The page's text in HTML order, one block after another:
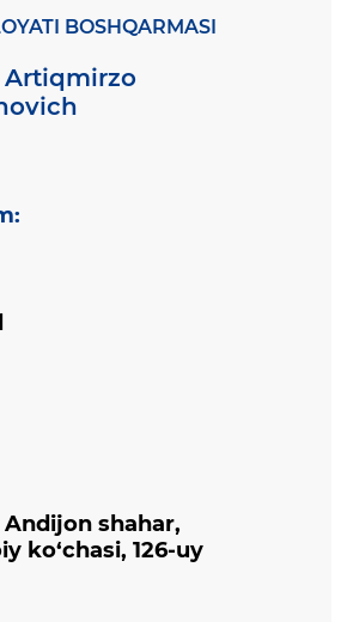
BOSHQARMASI
:
Andijon shahar,
ko‘chasi, 126-uy